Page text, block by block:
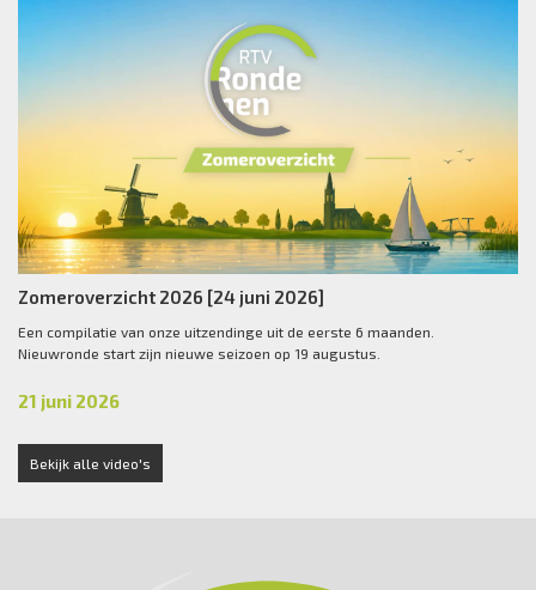
Zomeroverzicht 2026 [24 juni 2026]
Een compilatie van onze uitzendinge uit de eerste 6 maanden.
Nieuwronde start zijn nieuwe seizoen op 19 augustus.
21 juni 2026
Bekijk alle video's